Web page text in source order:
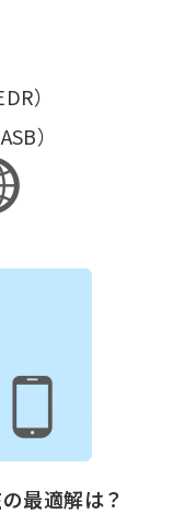
）
）
最適解は？